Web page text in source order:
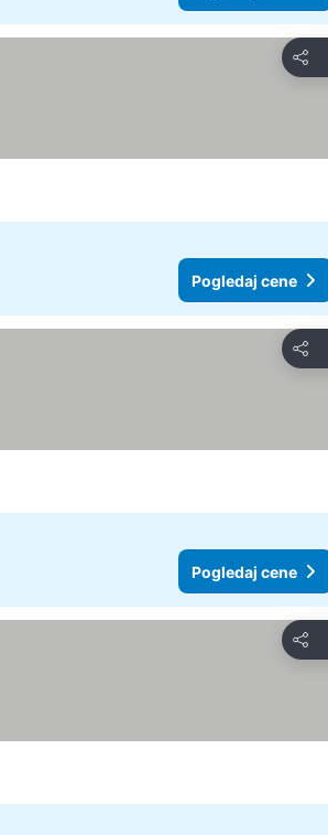
Deli
Pogledaj cene
Deli
Pogledaj cene
Deli